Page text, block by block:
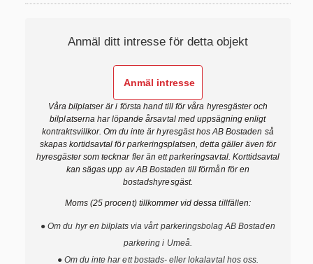
Anmäl ditt intresse för detta objekt
Våra bilplatser är i första hand till för våra hyresgäster och
bilplatserna har löpande årsavtal med uppsägning enligt
kontraktsvillkor. Om du inte är hyresgäst hos AB Bostaden så
skapas kortidsavtal för parkeringsplatsen, detta gäller även för
hyresgäster som tecknar fler än ett parkeringsavtal. Korttidsavtal
kan sägas upp av AB Bostaden till förmån för en
bostadshyresgäst.
Moms (25 procent) tillkommer vid dessa tillfällen:
● Om du hyr en bilplats via vårt parkeringsbolag AB Bostaden
parkering i Umeå.
● Om du inte har ett bostads- eller lokalavtal hos oss.